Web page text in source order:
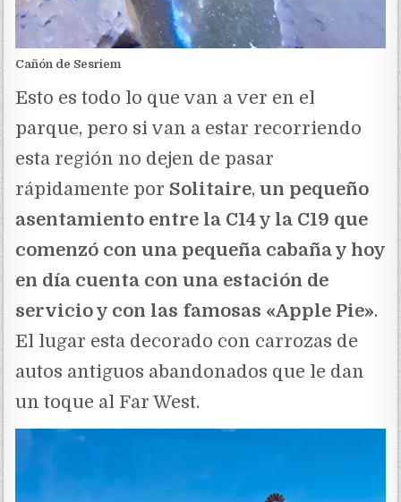
Cañón de Sesriem
Esto es todo lo que van a ver en el
parque, pero si van a estar recorriendo
esta región no dejen de pasar
rápidamente por Solitaire,un pequeño
asentamiento entre la C14 y la C19 que
comenzó con una pequeña cabaña y hoy
en día cuenta con una estación de
servicio y con las famosas «Apple Pie».
El lugar esta decorado con carrozas de
autos antiguos abandonados que le dan
un toque al Far West.